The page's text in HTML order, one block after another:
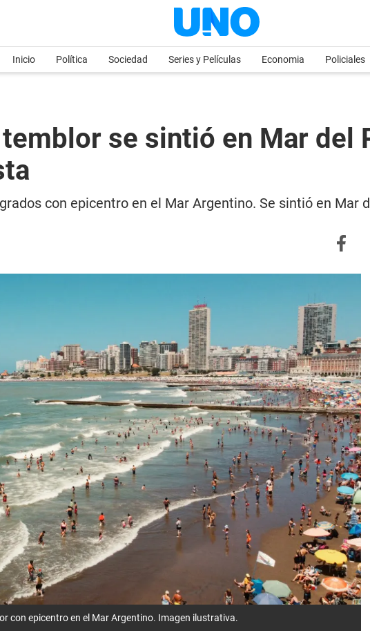
Inicio Política Sociedad Series y Películas Economia Policiales
se sintió en Mar del
con epicentro en el Mar Argentino. Se sintió en Mar
con epicentro en el Mar Argentino. Imagen ilustrativa.